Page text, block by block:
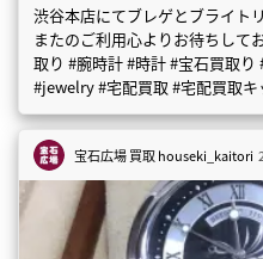
渋谷本店にてブレゲとブライト
またのご利用心よりお待ちして
取り #腕時計 #時計 #宝石買取
#jewelry #宅配買取 #宅配買取
宝石広場 買取houseki_kaitori